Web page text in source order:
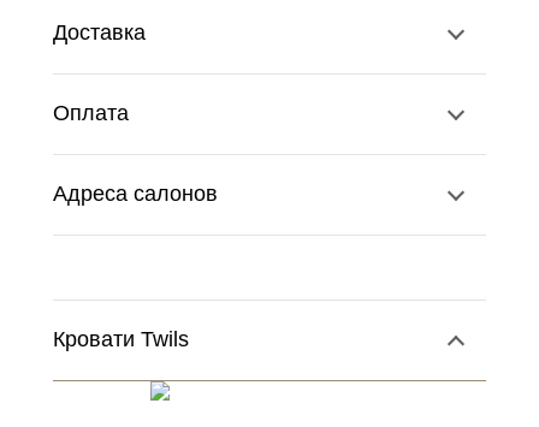
Доставка
Оплата
Адреса салонов
Кровати Twils